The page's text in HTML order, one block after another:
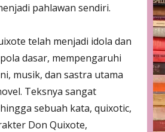
pahlawan sendiri.
telah menjadi idola dan
dasar, mempengaruhi
musik, dan sastra utama
Teksnya sangat
sebuah kata, quixotic,
Don Quixote,